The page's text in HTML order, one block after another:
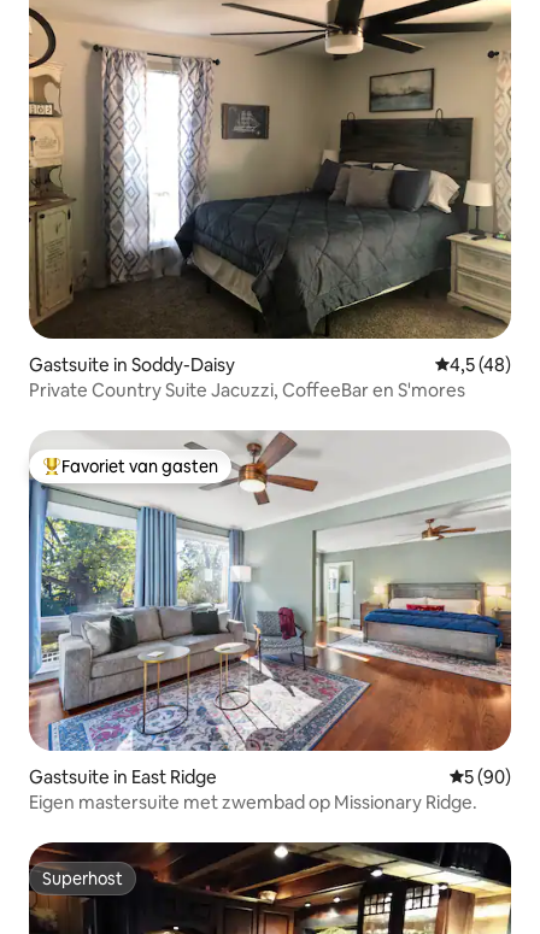
Gastsuite in Soddy-Daisy
4,5 (48)
Private Country Suite Jacuzzi, CoffeeBar en S'mores
Topfavoriet van gasten
Favoriet van gasten
Gastsuite in East Ridge
5 (90)
Eigen mastersuite met zwembad op Missionary Ridge.
Superhost
Superhost